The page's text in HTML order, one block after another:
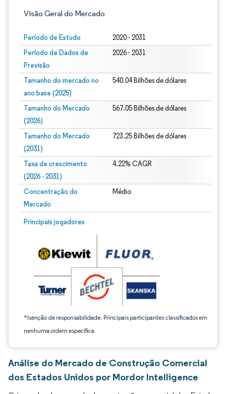
Visão Geral do Mercado
Período de Estudo 2020 - 2031
Período de Dados de
Previsão
2026 - 2031
Tamanho do mercado no
ano base (2025)
540.04 Bilhões de dólares
Tamanho do Mercado
(2026)
567.05 Bilhões de dólares
Tamanho do Mercado
(2031)
723.25 Bilhões de dólares
Taxa de crescimento
(2026 - 2031)
4.22% CAGR
Concentração do
Mercado
Médio
Principais jogadores
*Isenção de responsabilidade: Principais participantes classificados em
nenhuma ordem específica
Imagem © Mordor Intelligence. O reuso requer atribuição conforme CC BY 4.0.
Análise do Mercado de Construção Comercial
dos Estados Unidos por Mordor Intelligence